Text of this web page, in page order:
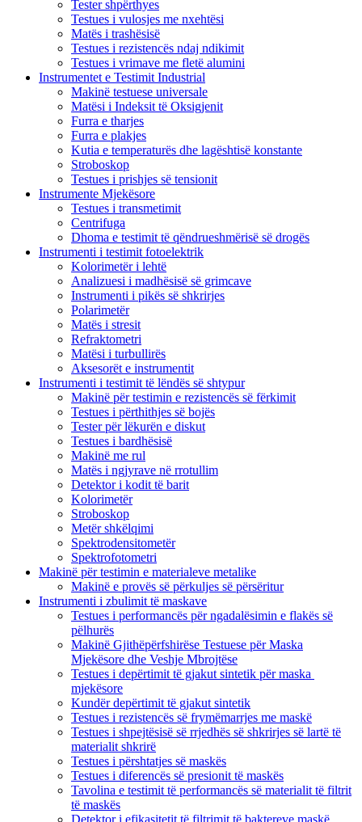
Tester shpërthyes
Testues i vulosjes me nxehtësi
Matës i trashësisë
Testues i rezistencës ndaj ndikimit
Testues i vrimave me fletë alumini
Instrumentet e Testimit Industrial
Makinë testuese universale
Matësi i Indeksit të Oksigjenit
Furra e tharjes
Furra e plakjes
Kutia e temperaturës dhe lagështisë konstante
Stroboskop
Testues i prishjes së tensionit
Instrumente Mjekësore
Testues i transmetimit
Centrifuga
Dhoma e testimit të qëndrueshmërisë së drogës
Instrumenti i testimit fotoelektrik
Kolorimetër i lehtë
Analizuesi i madhësisë së grimcave
Instrumenti i pikës së shkrirjes
Polarimetër
Matës i stresit
Refraktometri
Matësi i turbullirës
Aksesorët e instrumentit
Instrumenti i testimit të lëndës së shtypur
Makinë për testimin e rezistencës së fërkimit
Testues i përthithjes së bojës
Tester për lëkurën e diskut
Testues i bardhësisë
Makinë me rul
Matës i ngjyrave në rrotullim
Detektor i kodit të barit
Kolorimetër
Stroboskop
Metër shkëlqimi
Spektrodensitometër
Spektrofotometri
Makinë për testimin e materialeve metalike
Makinë e provës së përkuljes së përsëritur
Instrumenti i zbulimit të maskave
Testues i performancës për ngadalësimin e flakës së
pëlhurës
Makinë Gjithëpërfshirëse Testuese për Maska
Mjekësore dhe Veshje Mbrojtëse
Testues i depërtimit të gjakut sintetik për maska ​​
mjekësore
Kundër depërtimit të gjakut sintetik
Testues i rezistencës së frymëmarrjes me maskë
Testues i shpejtësisë së rrjedhës së shkrirjes së lartë të
materialit shkrirë
Testues i përshtatjes së maskës
Testues i diferencës së presionit të maskës
Tavolina e testimit të performancës së materialit të filtrit
të maskës
Detektor i efikasitetit të filtrimit të baktereve maskë